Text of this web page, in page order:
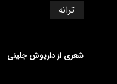
ترانه
شعری از داریوش جلینی